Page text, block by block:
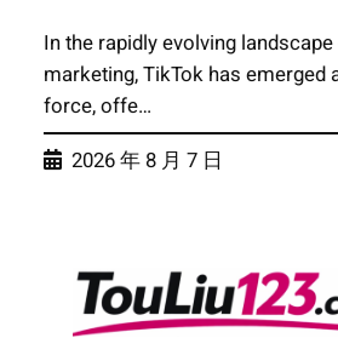
In the rapidly evolving
marketing, TikTok has emerged
force, offe…
2026 年 8 月 7 日